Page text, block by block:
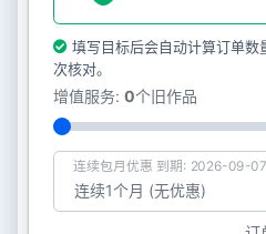
填写目标后会自动计算订单数
次核对。
增值服务: 0个旧作品
连续包月优惠 到期: 2026-09-07